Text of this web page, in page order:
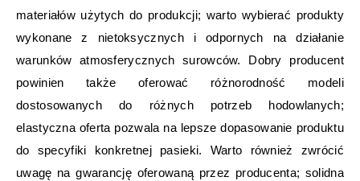
materiałów użytych do produkcji; warto wybierać produkty
wykonane z nietoksycznych i odpornych na działanie
warunków atmosferycznych surowców. Dobry producent
powinien także oferować różnorodność modeli
dostosowanych do różnych potrzeb hodowlanych;
elastyczna oferta pozwala na lepsze dopasowanie produktu
do specyfiki konkretnej pasieki. Warto również zwrócić
uwagę na gwarancję oferowaną przez producenta; solidna